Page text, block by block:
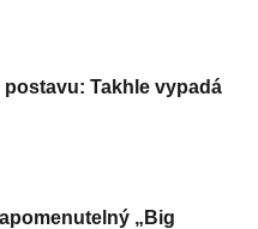
Takhle vypadá
„Big